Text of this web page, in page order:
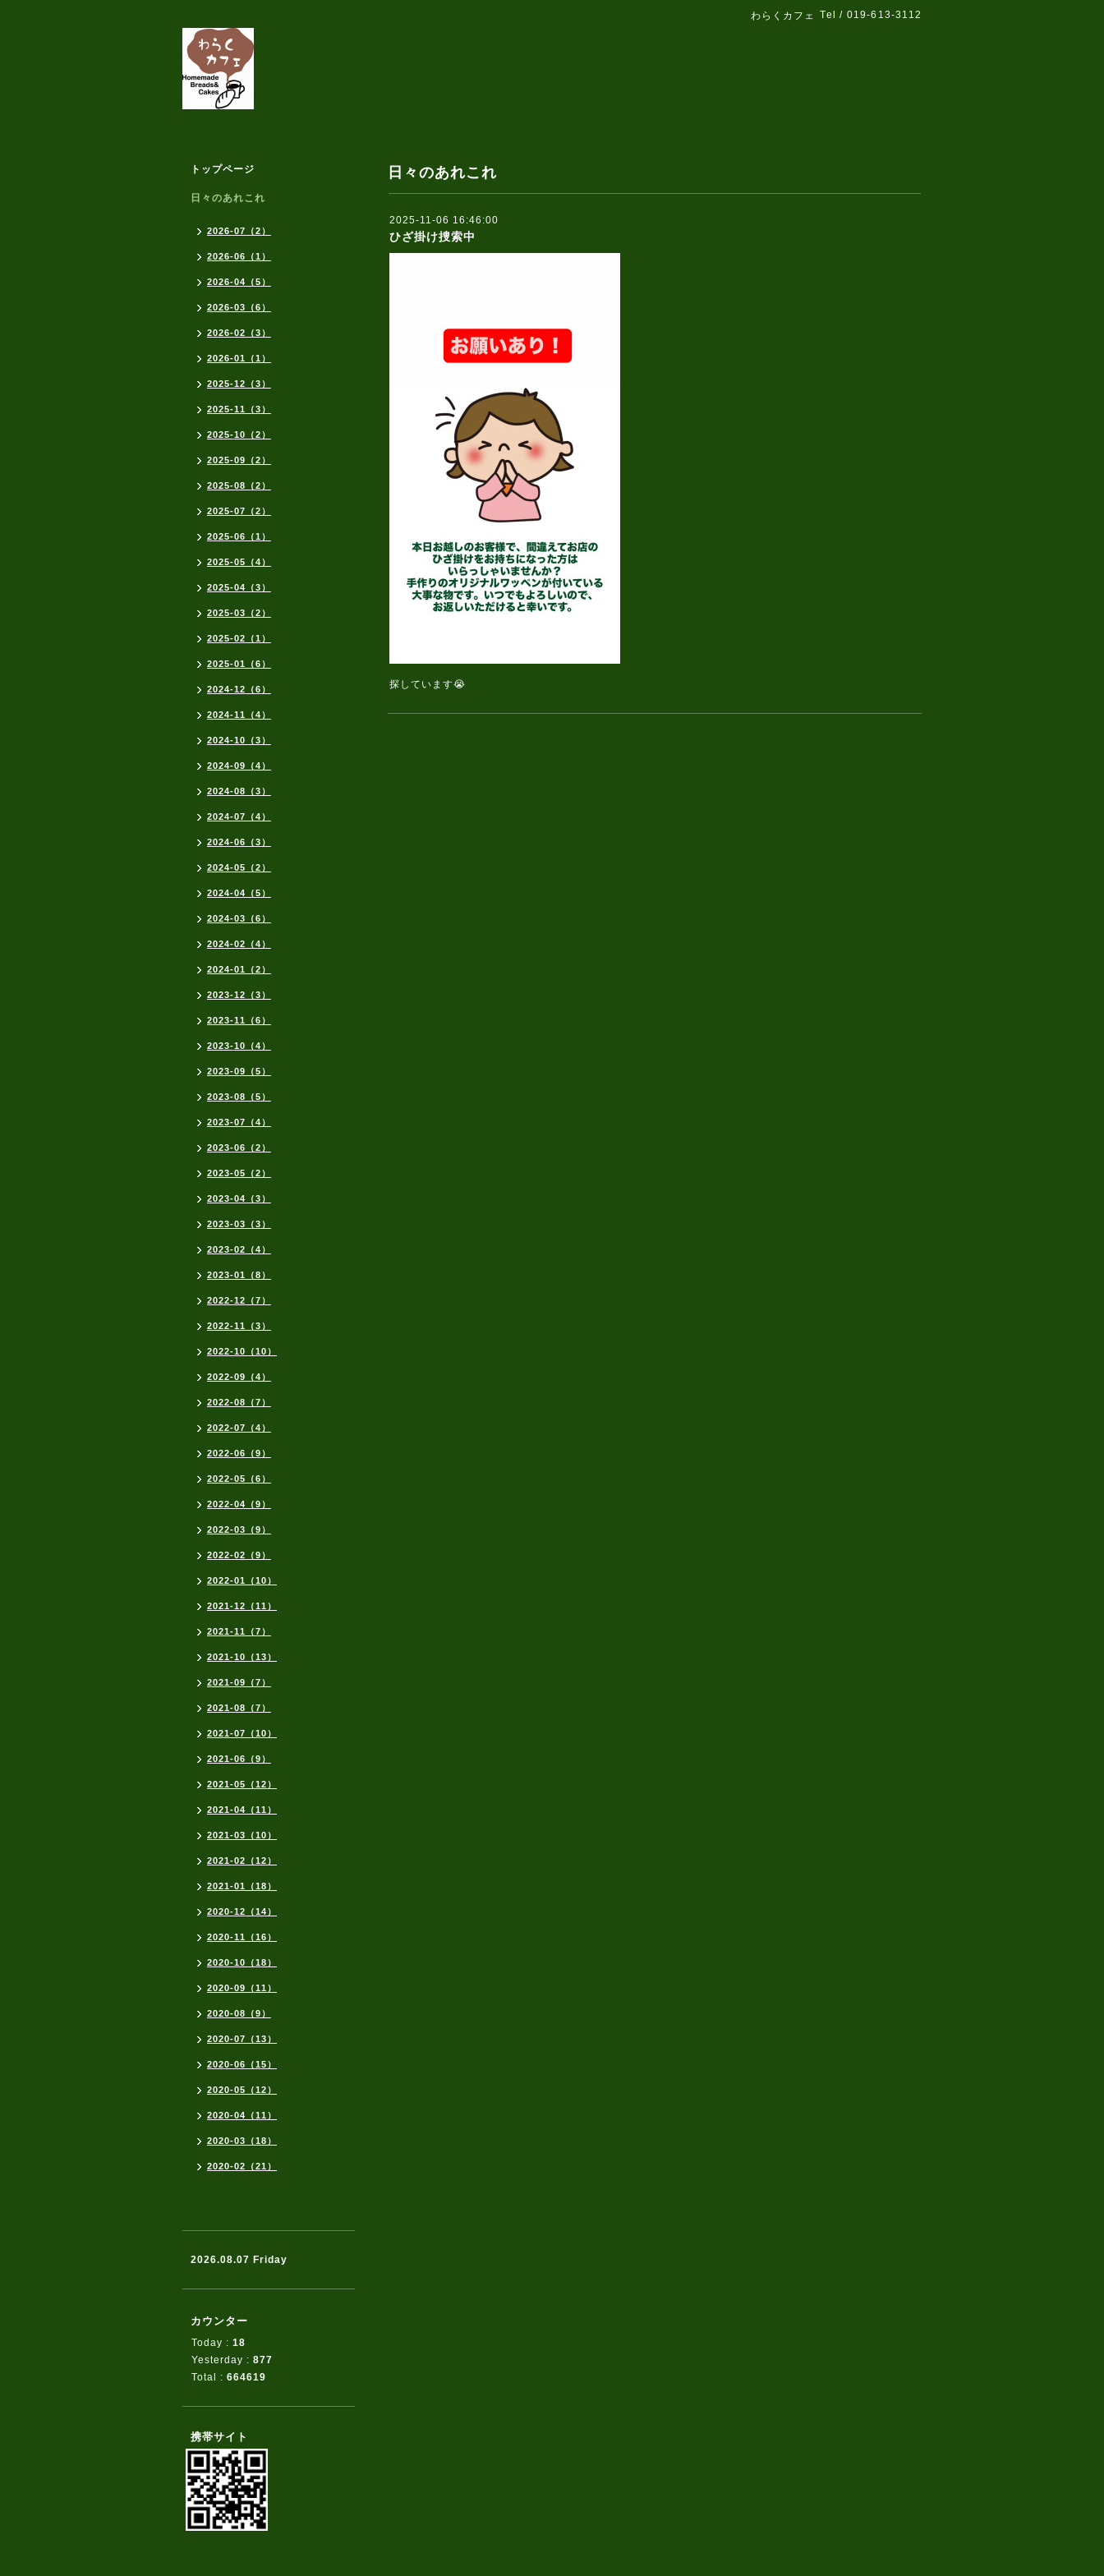
わらくカフェ Tel / 019-613-3112
日々のあれこれ
2025-11-06 16:46:00
ひざ掛け捜索中
探しています😭
トップページ
日々のあれこれ
2026-07（2）
2026-06（1）
2026-04（5）
2026-03（6）
2026-02（3）
2026-01（1）
2025-12（3）
2025-11（3）
2025-10（2）
2025-09（2）
2025-08（2）
2025-07（2）
2025-06（1）
2025-05（4）
2025-04（3）
2025-03（2）
2025-02（1）
2025-01（6）
2024-12（6）
2024-11（4）
2024-10（3）
2024-09（4）
2024-08（3）
2024-07（4）
2024-06（3）
2024-05（2）
2024-04（5）
2024-03（6）
2024-02（4）
2024-01（2）
2023-12（3）
2023-11（6）
2023-10（4）
2023-09（5）
2023-08（5）
2023-07（4）
2023-06（2）
2023-05（2）
2023-04（3）
2023-03（3）
2023-02（4）
2023-01（8）
2022-12（7）
2022-11（3）
2022-10（10）
2022-09（4）
2022-08（7）
2022-07（4）
2022-06（9）
2022-05（6）
2022-04（9）
2022-03（9）
2022-02（9）
2022-01（10）
2021-12（11）
2021-11（7）
2021-10（13）
2021-09（7）
2021-08（7）
2021-07（10）
2021-06（9）
2021-05（12）
2021-04（11）
2021-03（10）
2021-02（12）
2021-01（18）
2020-12（14）
2020-11（16）
2020-10（18）
2020-09（11）
2020-08（9）
2020-07（13）
2020-06（15）
2020-05（12）
2020-04（11）
2020-03（18）
2020-02（21）
2026.08.07 Friday
カウンター
Today : 18
Yesterday : 877
Total : 664619
携帯サイト